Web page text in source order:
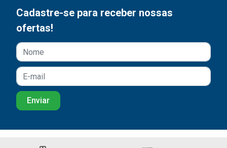
Cadastre-se para receber nossas
ofertas!